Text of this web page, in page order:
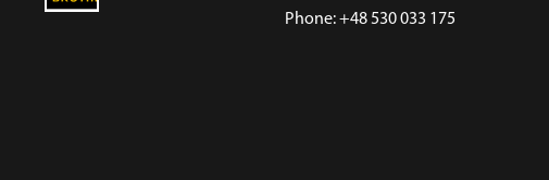
Phone: +48 530 033 175